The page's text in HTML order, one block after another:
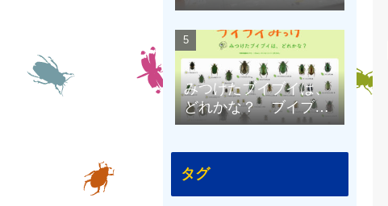
昆虫館
みつけたブイブイは、
どれかな？ ブイブイ
ポスターをつくりまし
タグ